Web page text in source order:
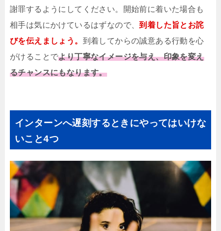
謝罪するようにしてください。開始前に着いた場合も
相手は気にかけているはずなので、到着した旨とお詫
びを伝えましょう。 到着してからの誠意ある行動を心
がけることでより丁寧なイメージを与え、印象を変え
るチャンスにもなります。
インターンへ遅刻するときにやってはいけな
いこと4つ